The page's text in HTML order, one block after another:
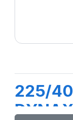
225/